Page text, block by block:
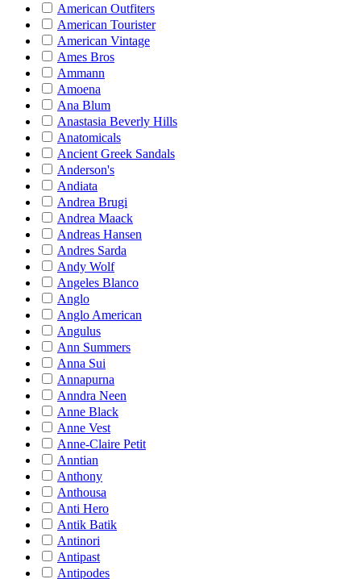
American Outfiters
American Tourister
American Vintage
Ames Bros
Ammann
Amoena
Ana Blum
Anastasia Beverly Hills
Anatomicals
Ancient Greek Sandals
Anderson's
Andiata
Andrea Brugi
Andrea Maack
Andreas Hansen
Andres Sarda
Andy Wolf
Angeles Blanco
Anglo
Anglo American
Angulus
Ann Summers
Anna Sui
Annapurna
Anndra Neen
Anne Black
Anne Vest
Anne-Claire Petit
Anntian
Anthony
Anthousa
Anti Hero
Antik Batik
Antinori
Antipast
Antipodes